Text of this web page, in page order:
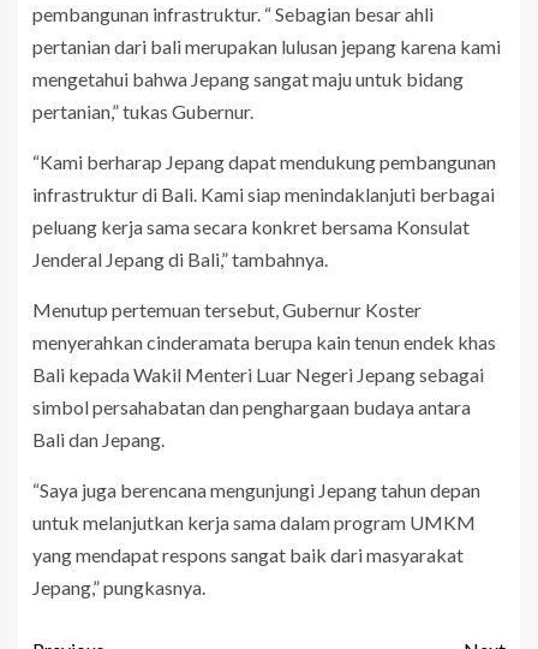
pembangunan infrastruktur. “ Sebagian besar ahli
pertanian dari bali merupakan lulusan jepang karena kami
mengetahui bahwa Jepang sangat maju untuk bidang
pertanian,” tukas Gubernur.
“Kami berharap Jepang dapat mendukung pembangunan
infrastruktur di Bali. Kami siap menindaklanjuti berbagai
peluang kerja sama secara konkret bersama Konsulat
Jenderal Jepang di Bali,” tambahnya.
Menutup pertemuan tersebut, Gubernur Koster
menyerahkan cinderamata berupa kain tenun endek khas
Bali kepada Wakil Menteri Luar Negeri Jepang sebagai
simbol persahabatan dan penghargaan budaya antara
Bali dan Jepang.
“Saya juga berencana mengunjungi Jepang tahun depan
untuk melanjutkan kerja sama dalam program UMKM
yang mendapat respons sangat baik dari masyarakat
Jepang,” pungkasnya.